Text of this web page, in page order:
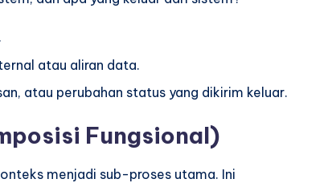
atau aliran data.
atau perubahan status yang dikirim keluar.
Fungsional)
menjadi sub-proses utama. Ini